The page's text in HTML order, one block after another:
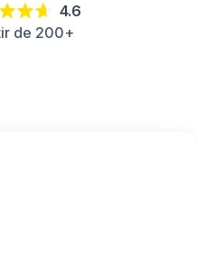
4.6
de 200+